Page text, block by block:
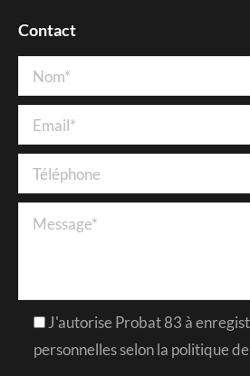
Contact
J'autorise Probat 83 à
personnelles selon la politique